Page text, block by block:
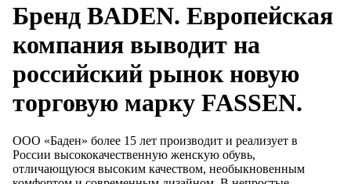
Бренд BADEN. Европейская
компания выводит на
российский рынок новую
торговую марку FASSEN.
ООО «Баден» более 15 лет производит и реализует в
России высококачественную женскую обувь,
отличающуюся высоким качеством, необыкновенным